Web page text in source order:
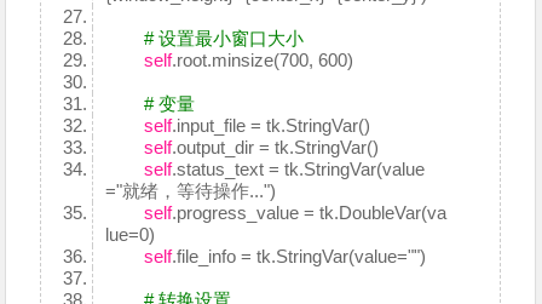
# 设置最小窗口大小
self.root.minsize(700, 600)
# 变量
self.input_file = tk.StringVar()
self.output_dir = tk.StringVar()
self.status_text = tk.StringVar(value
="就绪，等待操作...")
self.progress_value = tk.DoubleVar(va
lue=0)
self.file_info = tk.StringVar(value="")
# 转换设置